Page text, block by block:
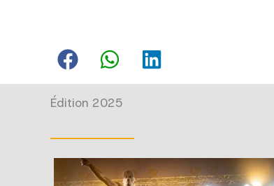
Édition 2025